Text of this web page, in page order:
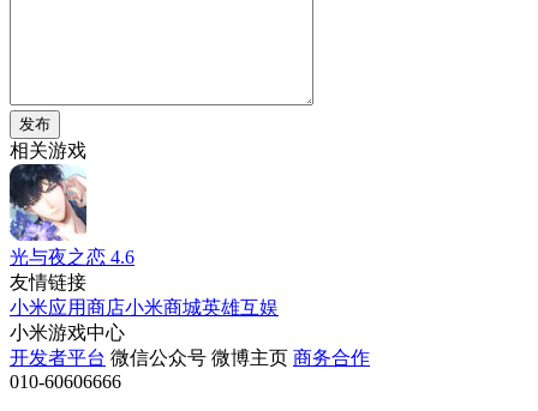
发布
相关游戏
光与夜之恋 4.6
友情链接
小米应用商店小米商城英雄互娱
小米游戏中心
开发者平台 微信公众号 微博主页 商务合作
010-60606666